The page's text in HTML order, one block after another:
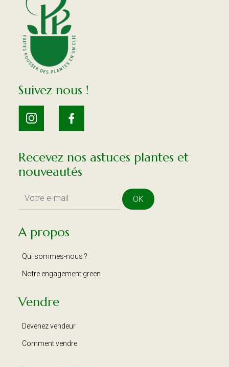
Suivez nous !
Recevez nos astuces plantes et
nouveautés
OK
A propos
Qui sommes-nous ?
Notre engagement green
Vendre
Devenez vendeur
Comment vendre